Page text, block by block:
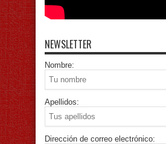
NEWSLETTER
Nombre:
Apellidos:
Dirección de correo electrónico: